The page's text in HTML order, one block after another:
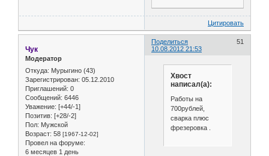
Цитировать
Поделиться
51
10.08.2012 21:53
Чук
Модератор
Откуда: Мурыгино (43)
Зарегистрирован: 05.12.2010
Приглашений: 0
Сообщений: 6446
Уважение: [+44/-1]
Позитив: [+28/-2]
Пол: Мужской
Возраст: 58 [1967-12-02]
Провел на форуме:
6 месяцев 1 день
Хвост
написал(а):
Работы на
700рублей,
сварка плюс
фрезеровка .